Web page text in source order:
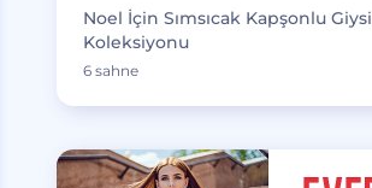
Noel İçin Sımsıcak Kapşonlu Giysi
Koleksiyonu
6 sahne